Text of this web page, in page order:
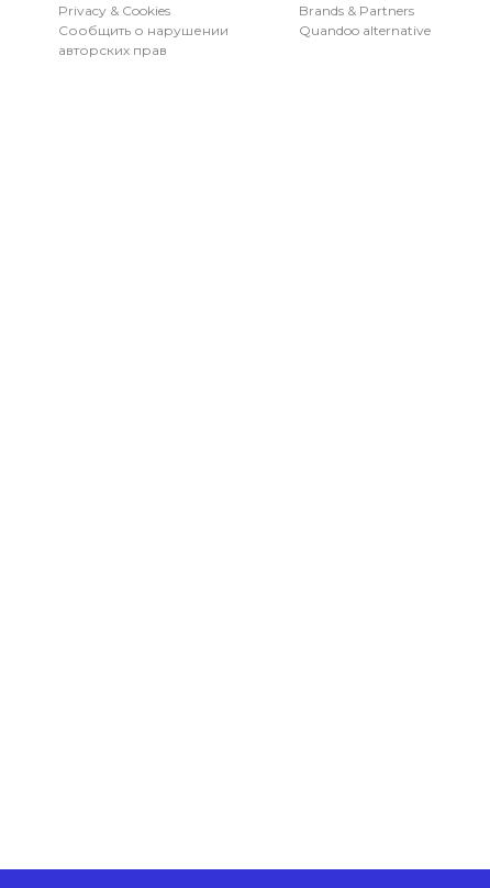
Brands & Partners
Quandoo alternative
Privacy & Cookies
Сообщить о нарушении
авторских прав